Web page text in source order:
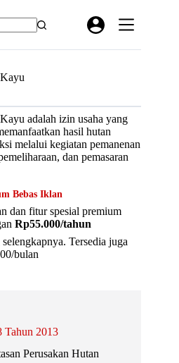
adalah izin usaha yang
hasil hutan
melalui kegiatan pemanenan
dan pemasaran
Bebas Iklan
dan fitur spesial premium
Rp55.000/tahun
Tersedia juga
bulan
Tahun 2013
Perusakan Hutan